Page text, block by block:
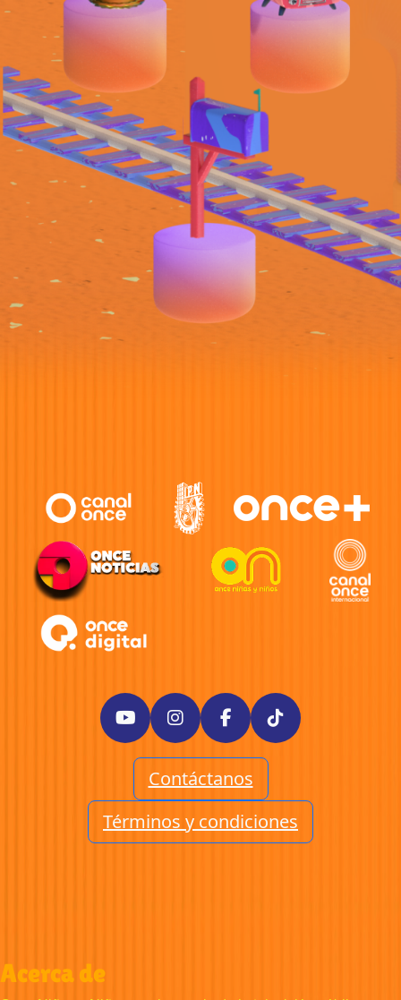
Contáctanos
Términos y condiciones
Acerca de